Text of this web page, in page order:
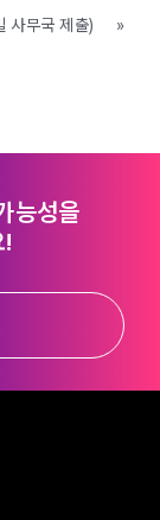
사무국 제출)
»
능성을